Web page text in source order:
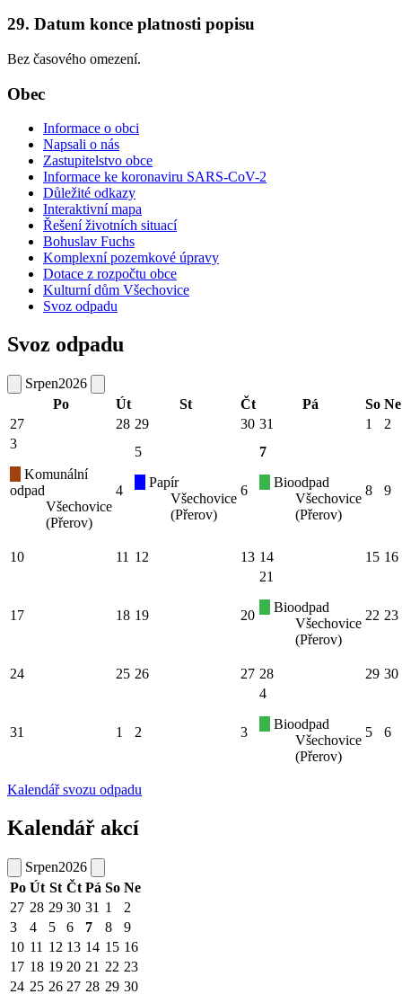
29. Datum konce platnosti popisu
Bez časového omezení.
Obec
Informace o obci
Napsali o nás
Zastupitelstvo obce
Informace ke koronaviru SARS-CoV-2
Důležité odkazy
Interaktivní mapa
Řešení životních situací
Bohuslav Fuchs
Komplexní pozemkové úpravy
Dotace z rozpočtu obce
Kulturní dům Všechovice
Svoz odpadu
Svoz odpadu
Srpen2026
Po
Út St Čt Pá So Ne
27
28 29 30 31 1
2
3
Komunální
odpad
Všechovice
(Přerov)
4
5
Papír
Všechovice
(Přerov)
6
7
Bioodpad
Všechovice
(Přerov)
8 9
10 11 12 13 14 15 16
17 18 19 20
21
Bioodpad
Všechovice
(Přerov)
22 23
24 25 26 27 28 29 30
31 1 2 3
4
Bioodpad
Všechovice
(Přerov)
5 6
Kalendář svozu odpadu
Kalendář akcí
Srpen2026
Po Út St Čt Pá So Ne
27 28 29 30 31 1
2
3
4 5 6 7 8
9
10 11 12 13 14 15 16
17 18 19 20 21 22 23
24 25 26 27 28 29 30